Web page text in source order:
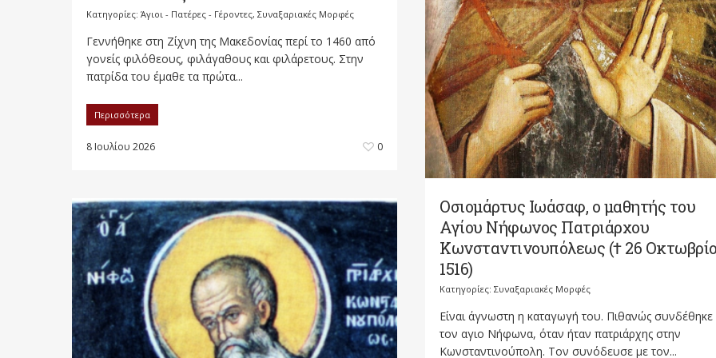
Κατηγορίες: Άγιοι - Πατέρες - Γέροντες, Συναξαριακές Μορφές
Γεννήθηκε στη Ζίχνη της Μακεδονίας περί το 1460 από
γονείς φιλόθεους, φιλάγαθους και φιλάρετους. Στην
πατρίδα του έμαθε τα πρώτα...
Περισσότερα
8 Ιουλίου 2026 0
Οσιομάρτυς Ιωάσαφ, ο μαθητής του
Αγίου Νήφωνος Πατριάρχου
Κωνσταντινουπόλεως († 26
1516)
Κατηγορίες: Συναξαριακές Μορφές
Είναι άγνωστη η καταγωγή του. Πιθανώς συνδέθηκε
τον αγιο Νήφωνα, όταν ήταν πατριάρχης στην
Κωνσταντινούπολη. Τον συνόδευσε με τον...